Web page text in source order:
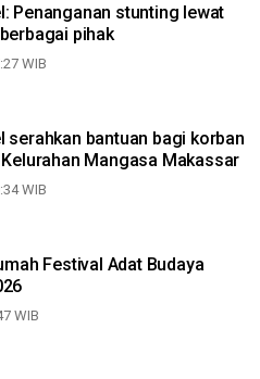
Penanganan stunting lewat
pihak
WIB
serahkan bantuan bagi korban
Mangasa Makassar
WIB
Festival Adat Budaya
WIB